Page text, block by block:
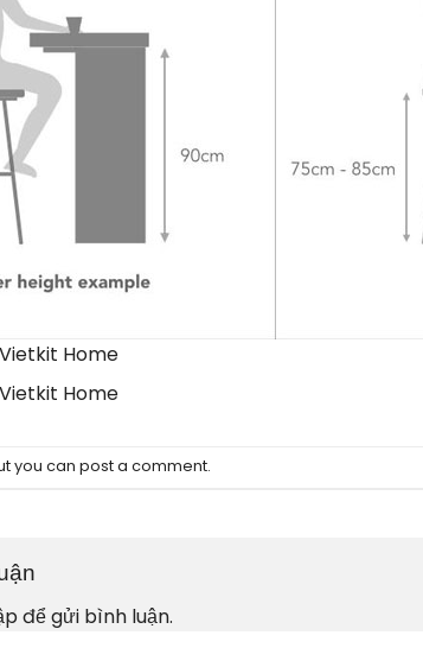
Home
Home
you can post a comment.
để gửi bình luận.